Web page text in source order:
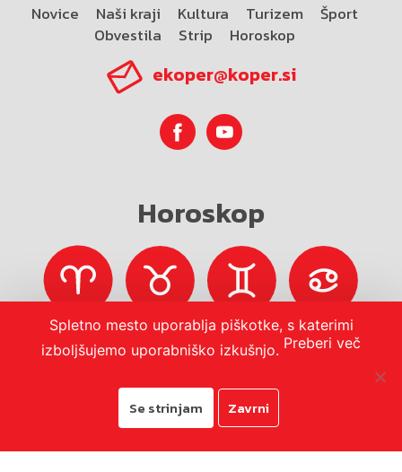
Novice Naši kraji Kultura Turizem
Šport
Obvestila
Strip Horoskop
ekoper@koper.si
Horoskop
Spletno mesto uporablja piškotke, s katerimi
izboljšujemo uporabniško izkušnjo. Preberi več
Se strinjam Zavrni